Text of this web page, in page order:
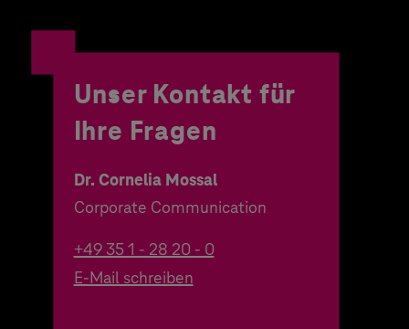
Unser Kontakt für
Ihre Fragen
Dr. Cornelia Mossal
Corporate Communication
+49 35 1 - 28 20 - 0
E-Mail schreiben